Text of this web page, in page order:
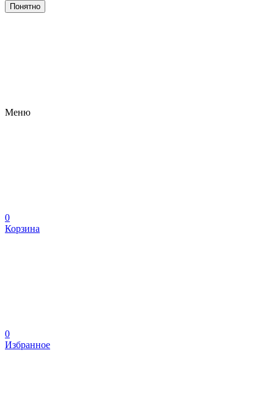
Понятно
Меню
0
Корзина
0
Избранное